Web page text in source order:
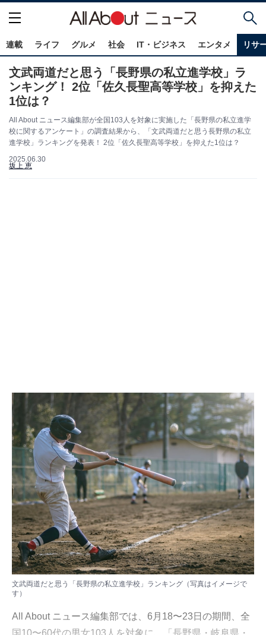
連載 ライフ グルメ 社会 IT・ビジネス エンタメ リサ
文武両道だと思う「長野県の私立進学校」ラ
ンキング！ 2位「佐久長聖高等学校」を抑えた
1位は？
All About ニュース編集部が全国103人を対象に実施した「長野県の私立進学
校に関するアンケート」の調査結果から、「文武両道だと思う長野県の私立
進学校」ランキングを発表！ 2位「佐久長聖高等学校」を抑えた1位は？
2025.06.30
坂上 恵
文武両道だと思う「長野県の私立進学校」ランキング（写真はイメージで
す）
All About ニュース編集部では、6月18〜23日の期間、全